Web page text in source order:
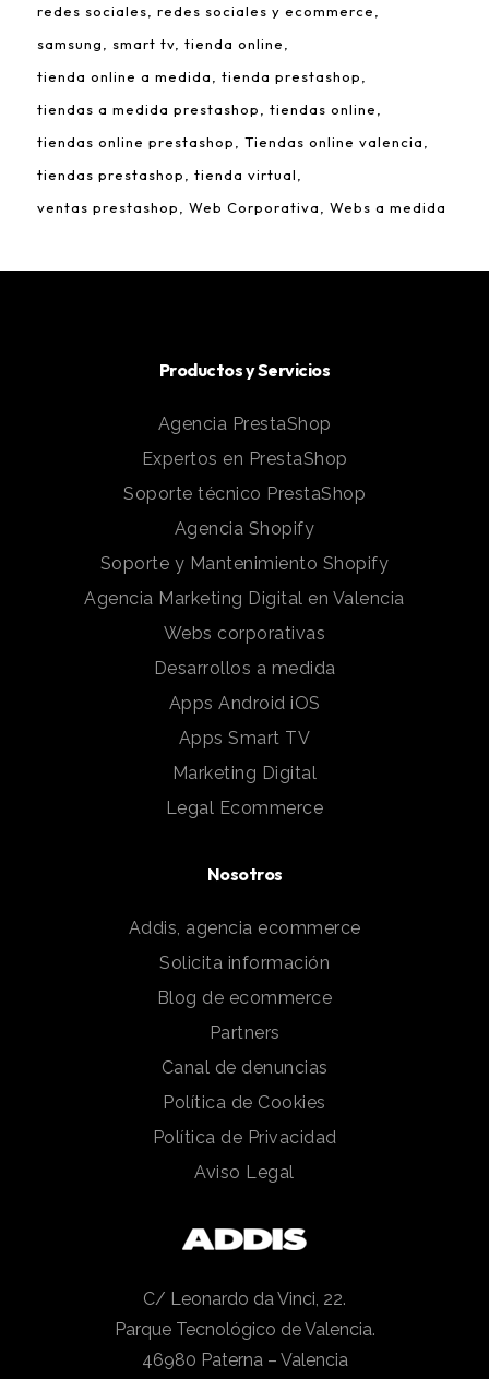
redes sociales
redes sociales y ecommerce
samsung
smart tv tienda online
tienda online a medida
tienda prestashop
tiendas a medida prestashop
tiendas online
tiendas online prestashop
Tiendas online valencia
tiendas prestashop
tienda virtual
ventas prestashop
Web Corporativa Webs a medida
Productos y Servicios
Agencia PrestaShop
Expertos en PrestaShop
Soporte técnico PrestaShop
Agencia Shopify
Soporte y Mantenimiento Shopify
Agencia Marketing Digital en Valencia
Webs corporativas
Desarrollos a medida
Apps Android iOS
Apps Smart TV
Marketing Digital
Legal Ecommerce
Nosotros
Addis, agencia ecommerce
Solicita información
Blog de ecommerce
Partners
Canal de denuncias
Política de Cookies
Política de Privacidad
Aviso Legal
C/ Leonardo da Vinci, 22.
Parque Tecnológico de Valencia.
46980 Paterna – Valencia